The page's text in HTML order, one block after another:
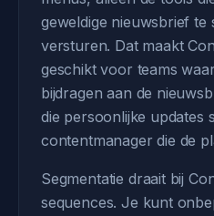
geweldige nieuwsbrief te
versturen. Dat maakt
geschikt voor teams
bijdragen aan de
die persoonlijke updates
contentmanager die de
Segmentatie draait bij
sequences. Je kunt